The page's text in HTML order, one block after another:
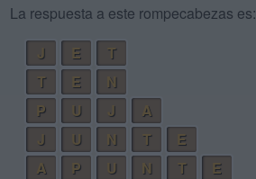
La respuesta a este rompecabezas es:
J
E
T
T
E
N
P
U J
A
J
U N T
E
A
P U N T
E